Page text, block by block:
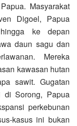
Masyarakat
Digoel, Papua
ke depan
daun sagu dan
Mereka
kawasan hutan
sawit. Gugatan
Sorong, Papua
perkebunan
kasus ini bukan